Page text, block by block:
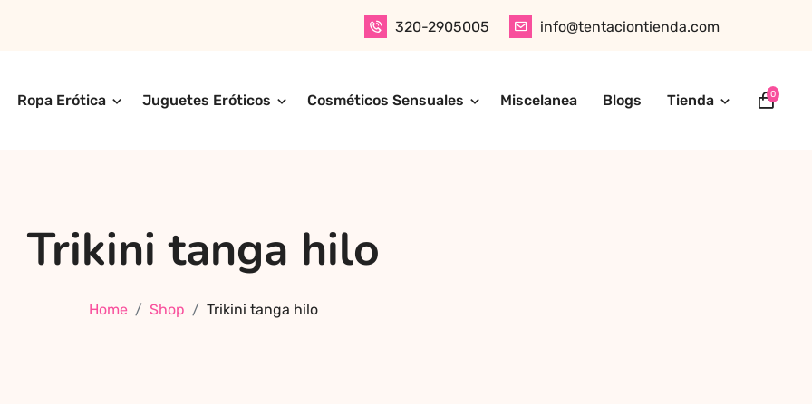
320-2905005 info@tentaciontienda.com
Ropa Erótica Juguetes Eróticos Cosméticos Sensuales Miscelanea Blogs Tienda 0
Trikini tanga hilo
Home Shop Trikini tanga hilo